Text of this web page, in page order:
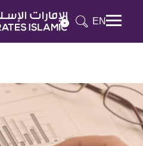
Mobile menu
EN